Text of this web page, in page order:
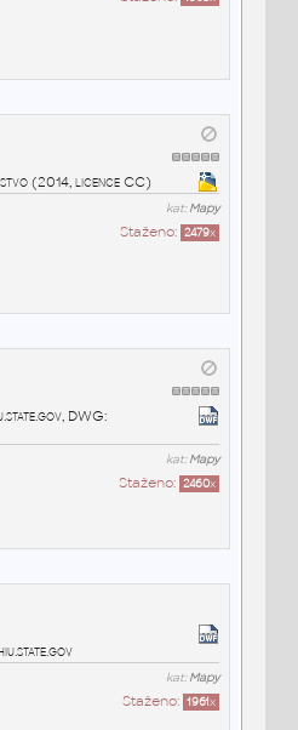
(2014, licence CC)
kat:Mapy
Staženo: 2479x
DWG:
kat:Mapy
Staženo: 2460x
kat:Mapy
Staženo: 1961x